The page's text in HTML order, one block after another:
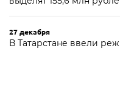
27 декабря
В Татарстане ввели